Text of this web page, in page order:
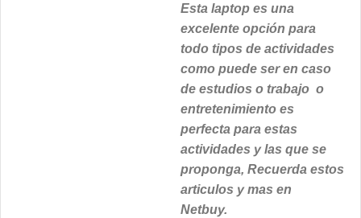
Esta laptop es una
excelente opción para
todo tipos de actividades
como puede ser en caso
de estudios o trabajo o
entretenimiento es
perfecta para estas
actividades y las que se
proponga, Recuerda estos
articulos y mas en
Netbuy.